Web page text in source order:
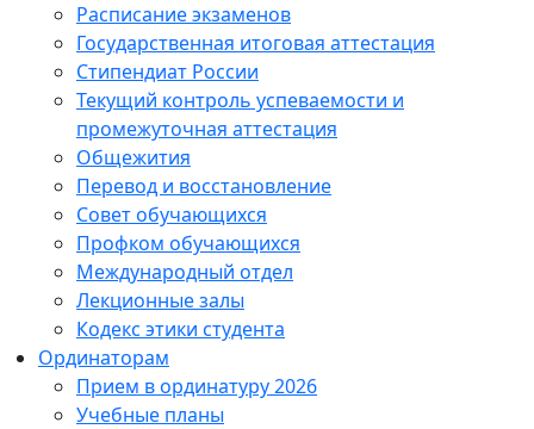
Расписание экзаменов
Государственная итоговая аттестация
Стипендиат России
Текущий контроль успеваемости и
промежуточная аттестация
Общежития
Перевод и восстановление
Совет обучающихся
Профком обучающихся
Международный отдел
Лекционные залы
Кодекс этики студента
Ординаторам
Прием в ординатуру 2026
Учебные планы